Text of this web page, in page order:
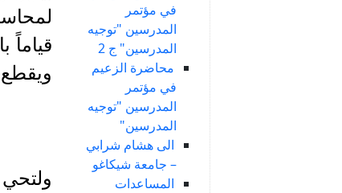
في مؤتمر
المدرسين "توجيه
المدرسين" ج 2
محاضرة الزعيم
في مؤتمر
المدرسين "توجيه
المدرسين"
الى هشام شرابي
– جامعة شيكاغو
المساعدات
قياماً